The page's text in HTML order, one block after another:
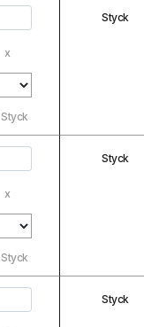
x
Styck
Styck
x
Styck
Styck
Styck